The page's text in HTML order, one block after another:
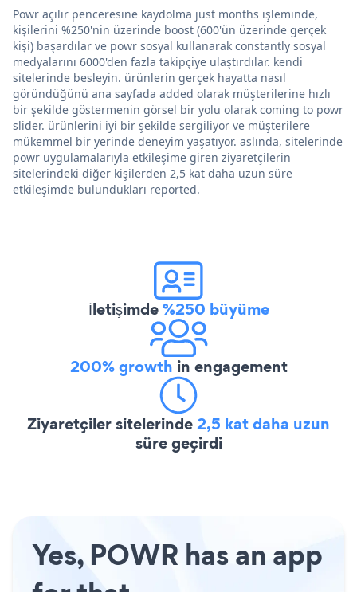
Powr açılır penceresine kaydolma just months işleminde,
kişilerini %250'nin üzerinde boost (600'ün üzerinde gerçek
kişi) başardılar ve powr sosyal kullanarak constantly sosyal
medyalarını 6000'den fazla takipçiye ulaştırdılar. kendi
sitelerinde besleyin. ürünlerin gerçek hayatta nasıl
göründüğünü ana sayfada added olarak müşterilerine hızlı
bir şekilde göstermenin görsel bir yolu olarak coming to powr
slider. ürünlerini iyi bir şekilde sergiliyor ve müşterilere
mükemmel bir yerinde deneyim yaşatıyor. aslında, sitelerinde
powr uygulamalarıyla etkileşime giren ziyaretçilerin
sitelerindeki diğer kişilerden 2,5 kat daha uzun süre
etkileşimde bulundukları reported.
İletişimde%250 büyüme
200% growth in engagement
Ziyaretçiler sitelerinde2,5 kat daha uzun
süre geçirdi
Yes, POWR has an app